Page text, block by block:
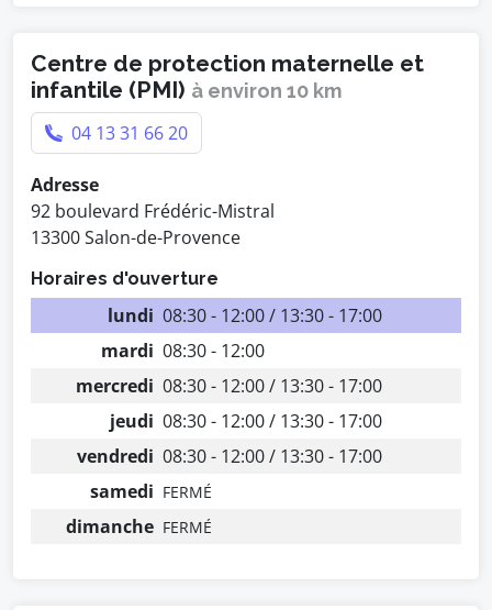
Centre de protection maternelle et
infantile (PMI) à environ 10 km
04 13 31 66 20
Adresse
92 boulevard Frédéric-Mistral
13300 Salon-de-Provence
Horaires d'ouverture
lundi 08:30 - 12:00 / 13:30 - 17:00
mardi 08:30 - 12:00
mercredi 08:30 - 12:00 / 13:30 - 17:00
jeudi 08:30 - 12:00 / 13:30 - 17:00
vendredi 08:30 - 12:00 / 13:30 - 17:00
samedi FERMÉ
dimanche FERMÉ